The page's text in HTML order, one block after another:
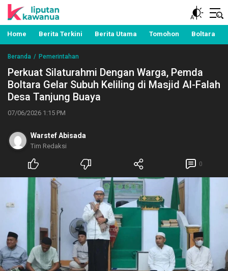
Liputan Kawanua
Berita Manado, Sulawesi Utara, Kawanua, Politik,
Pemerintahan, Hukum Kriminal dan Nasional
Home Berita Terkini Berita Utama Tomohon Boltara
Beranda Pemerintahan
Perkuat Silaturahmi Dengan Warga, Pemda
Boltara Gelar Subuh Keliling di Masjid Al-Falah
Desa Tanjung Buaya
07/06/2026 1:15 PM
Warstef Abisada
Tim Redaksi
0